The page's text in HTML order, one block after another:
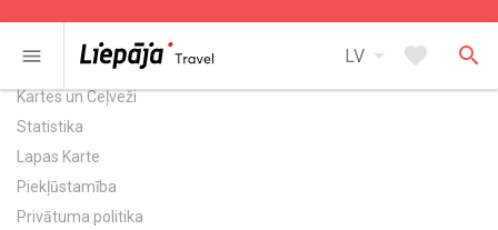
menu LV arrow_drop_down favorite search
Noderīgi
Kartes un Ceļveži
Statistika
Lapas Karte
Piekļūstamība
Privātuma politika